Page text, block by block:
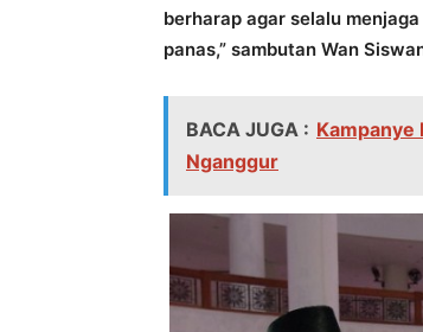
berharap agar selalu
panas,” sambutan Wan
BACA JUGA : Kampanye
Nganggur